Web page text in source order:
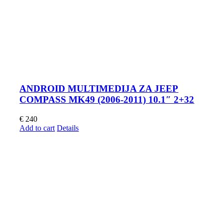
ANDROID MULTIMEDIJA ZA JEEP
COMPASS MK49 (2006-2011) 10.1″ 2+32
€ 240
Add to cart Details